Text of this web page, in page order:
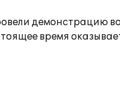
демонстрацию
время